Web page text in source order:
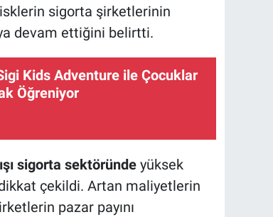
sigorta şirketlerinin
devam ettiğini belirtti.
Kids Adventure ile Çocuklar
Öğreniyor
sigorta sektöründeyüksek
çekildi. Artan maliyetlerin
pazar payını